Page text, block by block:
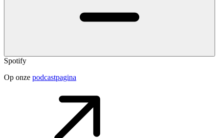
Spotify
Op onze podcastpagina